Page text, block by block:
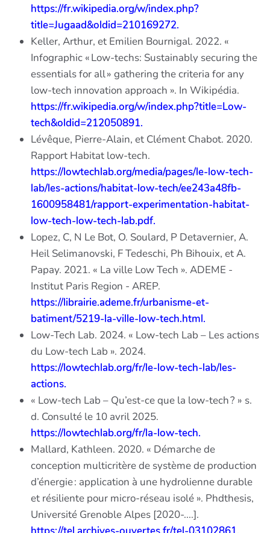
https://fr.wikipedia.org/w/index.php?
title=Jugaad&oldid=210169272.
Keller, Arthur, et Emilien Bournigal. 2022. «
Infographic « Low-techs: Sustainably securing the
essentials for all » gathering the criteria for any
low-tech innovation approach ». In Wikipédia.
https://fr.wikipedia.org/w/index.php?title=Low-
tech&oldid=212050891.
Lévêque, Pierre-Alain, et Clément Chabot. 2020.
Rapport Habitat low-tech.
https://lowtechlab.org/media/pages/le-low-tech-
lab/les-actions/habitat-low-tech/ee243a48fb-
1600958481/rapport-experimentation-habitat-
low-tech-low-tech-lab.pdf.
Lopez, C, N Le Bot, O. Soulard, P Detavernier, A.
Heil Selimanovski, F Tedeschi, Ph Bihouix, et A.
Papay. 2021. « La ville Low Tech ». ADEME -
Institut Paris Region - AREP.
https://librairie.ademe.fr/urbanisme-et-
batiment/5219-la-ville-low-tech.html.
Low-Tech Lab. 2024. « Low-tech Lab – Les actions
du Low-tech Lab ». 2024.
https://lowtechlab.org/fr/le-low-tech-lab/les-
actions.
« Low-tech Lab – Qu’est-ce que la low-tech ? » s.
d. Consulté le 10 avril 2025.
https://lowtechlab.org/fr/la-low-tech.
Mallard, Kathleen. 2020. « Démarche de
conception multicritère de système de production
d’énergie : application à une hydrolienne durable
et résiliente pour micro-réseau isolé ». Phdthesis,
Université Grenoble Alpes [2020-....].